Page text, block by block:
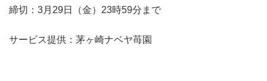
締切：3月29日（金）23時59分まで
サービス提供：茅ヶ崎ナベヤ苺園